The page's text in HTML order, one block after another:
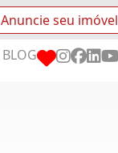
Anuncie seu imóvel
BLOG